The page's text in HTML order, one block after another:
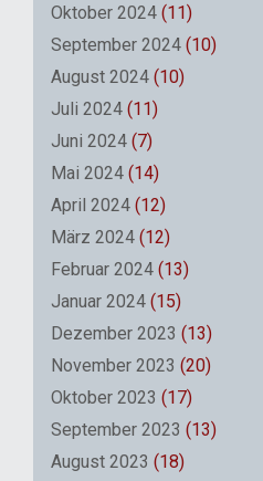
Oktober 2024 (11)
September 2024 (10)
August 2024 (10)
Juli 2024 (11)
Juni 2024 (7)
Mai 2024 (14)
April 2024 (12)
März 2024 (12)
Februar 2024 (13)
Januar 2024 (15)
Dezember 2023 (13)
November 2023 (20)
Oktober 2023 (17)
September 2023 (13)
August 2023 (18)